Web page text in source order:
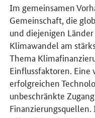
Im gemeinsamen
Gemeinschaft, die
und diejenigen
Klimawandel am
Thema
Einflussfaktoren. Eine
erfolgreichen
unbeschränkte